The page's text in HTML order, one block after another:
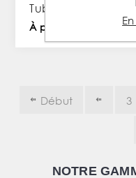
Tube rectangle
À partir de 8,54 € TTC
Début 3
NOTRE